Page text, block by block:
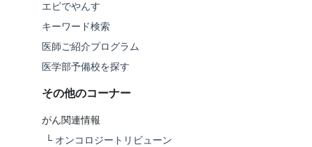
エビでやんす
キーワード検索
医師ご紹介プログラム
医学部予備校を探す
その他のコーナー
がん関連情報
└ オンコロジートリビューン